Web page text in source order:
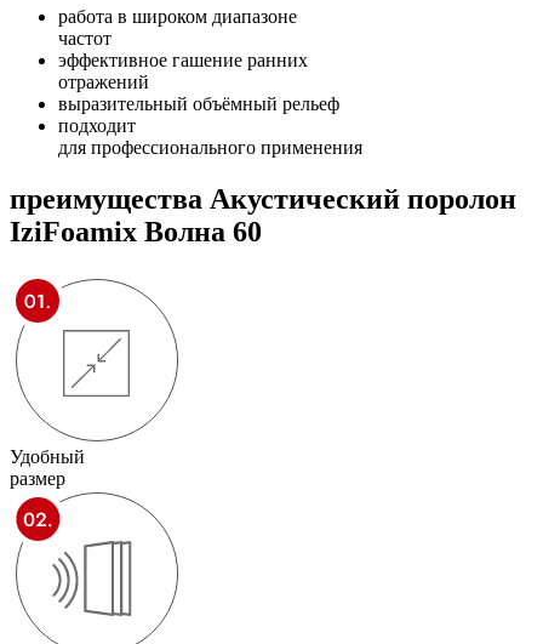
работа в широком диапазоне
частот
эффективное гашение ранних
отражений
выразительный объёмный рельеф
подходит
для профессионального применения
преимущества Акустический поролон
IziFoamix Волна 60
Удобный
размер